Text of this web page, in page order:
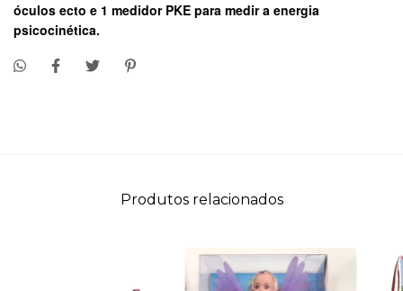
óculos ecto e 1 medidor PKE para medir a energia
psicocinética.
Produtos relacionados